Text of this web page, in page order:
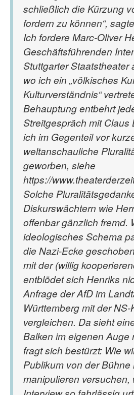
schließlich die Kürzung
fordern zu können“,
Ich fordere Marc-Oliver
Geschäftsführenden
Stuttgarter Staatstheater
wo ich ein „völkisches
Kulturverständnis“
Behauptung entbehrt
Streitgespräch mit Claus
ich im Gegenteil vor
weltanschauliche
geworben, siehe
https://
Solche
Diskurswächtern wie
offenbar gänzlich fremd.
ideologisches Schema
die Nazi-Ecke
mit der (willig
entblödet sich Henriks
Anfrage der AfD im
Württemberg mit der
vergleichen. Da sieht
Balken im eigenen Auge
fragt sich bestürzt: Wie
Publikum von der Bühne
manipulieren versuchen,